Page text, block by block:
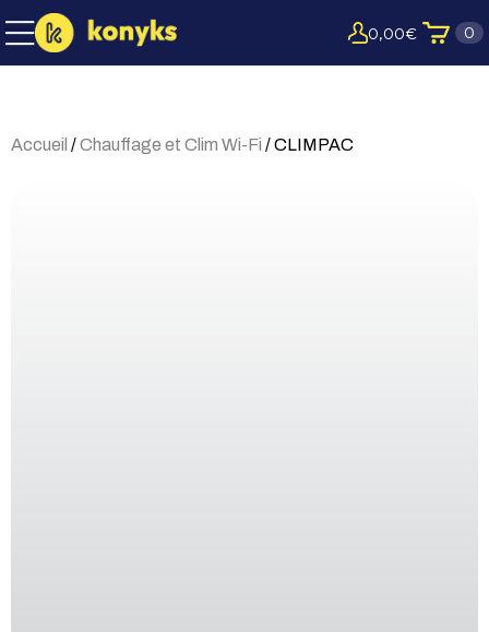
0,00€ 0
Accueil /Chauffage et Clim Wi-Fi / CLIMPAC